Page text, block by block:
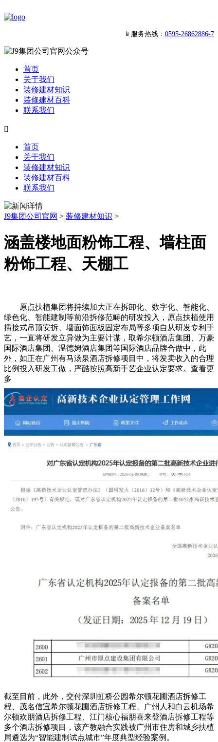
📱服务热线： 0595-26862886-7
首页
关于我们
装修建材知识
装修建材百科
联系我们

首页
关于我们
装修建材知识
装修建材百科
联系我们
J9集团公司官网 > 装修建材知识 >
涵盖楼地面粉饰工程、墙柱面
粉饰工程、天棚工
原点扶植集团将持续加大正在拆卸化、数字化、智能化、
绿色化、智能建制等前沿拆修范畴的研发投入，原点扶植使用
插接式吊顶安拆、墙面饰面板固定布局等多项自从研发专利手
艺，一直将研发立异做为主要计谋，取希尔顿酒店集团、万豪
国际酒店集团、温德姆酒店集团等国际酒店品牌合做中，此
外，如正在广州有马汤泉酒店拆修项目中，将发卖收入的合理
比例投入研发工做，严酷按照高新手艺企业认定要求。查看更
多
截至目前，此外，交付深圳虹桥公园希尔顿花圃酒店拆修工
程、茂名信宜希尔顿花圃酒店拆修工程、广州人和白云机场希
尔顿欢朋酒店拆修工程、江门核心福朋喜来登酒店拆修工程等
多个酒店拆修项目，该产教融合实践被广州市住房和城乡扶植
局遴选为“智能建制试点城市”年度典型经验案例。